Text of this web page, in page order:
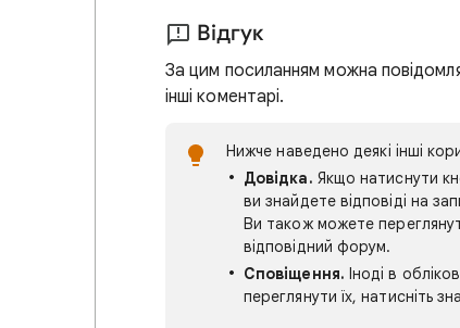
Відгук
За цим посиланням можна
інші коментарі.
Нижче наведено деякі інші
Довідка. Якщо натиснути
ви знайдете відповіді на
Ви також можете
відповідний форум.
Сповіщення. Іноді в
переглянути їх, натисніть